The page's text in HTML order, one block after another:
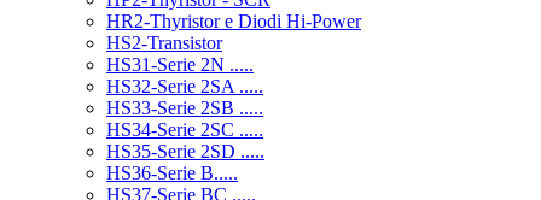
HR2-Thyristor e Diodi Hi-Power
HS2-Transistor
HS31-Serie 2N .....
HS32-Serie 2SA .....
HS33-Serie 2SB .....
HS34-Serie 2SC .....
HS35-Serie 2SD .....
HS36-Serie B.....
HS37-Serie BC .....